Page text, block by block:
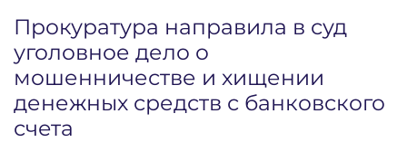
Прокуратура направила в суд
уголовное дело о
мошенничестве и хищении
денежных средств с банковского
счета